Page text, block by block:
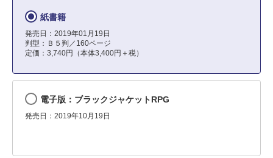
紙書籍
発売日：2019年01月19日
判型：Ｂ５判／160ページ
定価：3,740円（本体3,400円＋税）
電子版：ブラックジャケットRPG
発売日：2019年10月19日